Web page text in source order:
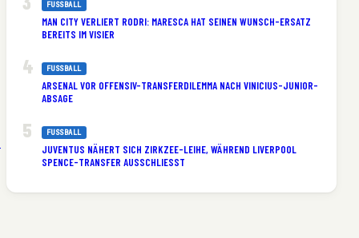
FUSSBALL
MAN CITY VERLIERT RODRI: MARESCA HAT SEINEN WUNSCH-ERSATZ
BEREITS IM VISIER
FUSSBALL
ARSENAL VOR OFFENSIV-TRANSFERDILEMMA NACH VINICIUS-JUNIOR-
ABSAGE
FUSSBALL
JUVENTUS NÄHERT SICH ZIRKZEE-LEIHE, WÄHREND LIVERPOOL
SPENCE-TRANSFER AUSSCHLIESST